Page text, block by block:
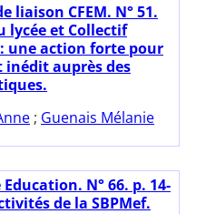
liaison CFEM. N° 51.
lycée et Collectif
une action forte pour
auprès des
; Guenais Mélanie
N° 66. p. 14-
de la SBPMef.